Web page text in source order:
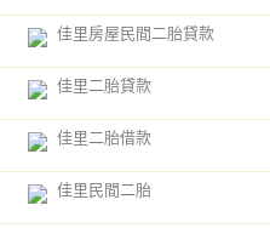
佳里房屋民間二胎貸款
佳里二胎貸款
佳里二胎借款
佳里民間二胎